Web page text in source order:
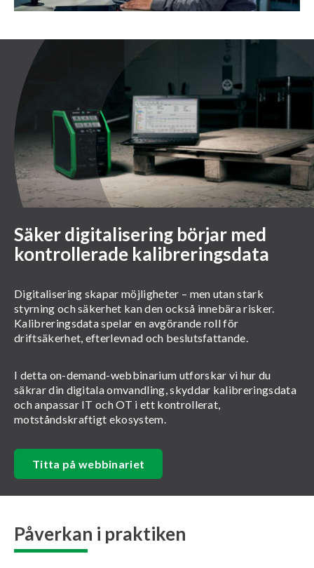
Säker digitalisering börjar med
kontrollerade kalibreringsdata
Digitalisering skapar möjligheter – men utan stark
styrning och säkerhet kan den också innebära risker.
Kalibreringsdata spelar en avgörande roll för
driftsäkerhet, efterlevnad och beslutsfattande.
I detta on-demand-webbinarium utforskar vi hur du
säkrar din digitala omvandling, skyddar kalibreringsdata
och anpassar IT och OT i ett kontrollerat,
motståndskraftigt ekosystem.
Titta på webbinariet
Påverkan i praktiken